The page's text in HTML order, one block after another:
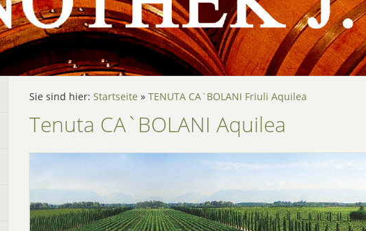
Sie sind hier: Startseite » TENUTA CA`BOLANI Friuli Aquilea
Tenuta CA`BOLANI Aquilea